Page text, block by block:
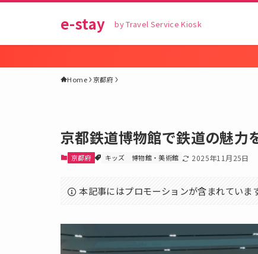
e-stay by Travel Service Kiosk
Home 京都府
京都鉄道博物館で鉄道の魅力
京都府 キッズ 博物館・美術館 2025年11月25日
本記事にはプロモーションが含まれています